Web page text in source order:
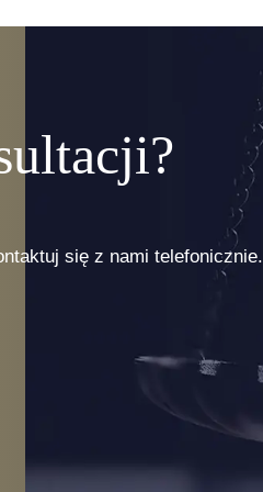
się z nami telefonicznie.